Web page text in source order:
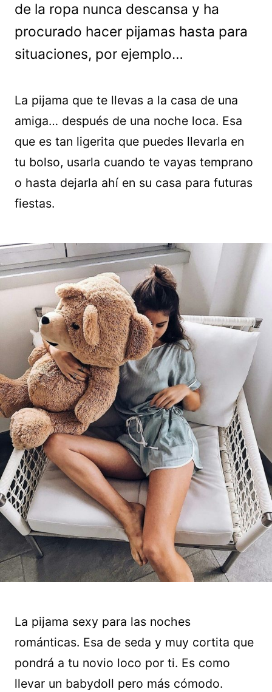
de la ropa nunca descansa y ha
procurado hacer pijamas hasta para
situaciones, por ejemplo…
La pijama que te llevas a la casa de una
amiga… después de una noche loca. Esa
que es tan ligerita que puedes llevarla en
tu bolso, usarla cuando te vayas temprano
o hasta dejarla ahí en su casa para futuras
fiestas.
La pijama sexy para las noches
románticas. Esa de seda y muy cortita que
pondrá a tu novio loco por ti. Es como
llevar un babydoll pero más cómodo.